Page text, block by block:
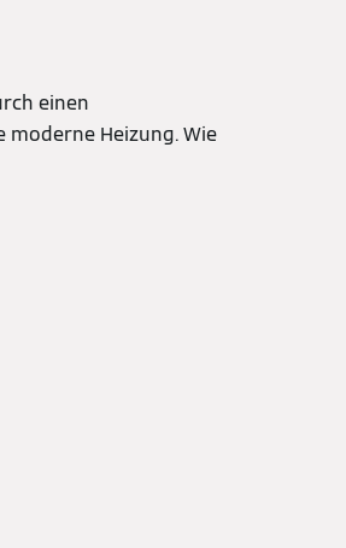
einen
moderne Heizung. Wie